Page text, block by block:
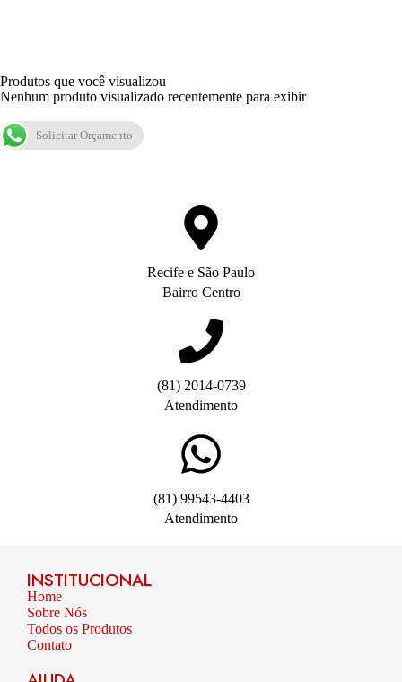
Produtos que você visualizou
Nenhum produto visualizado recentemente para exibir
Solicitar Orçamento
Recife e São Paulo
Bairro Centro
(81) 2014-0739
Atendimento
(81) 99543-4403
Atendimento
INSTITUCIONAL
Home
Sobre Nós
Todos os Produtos
Contato